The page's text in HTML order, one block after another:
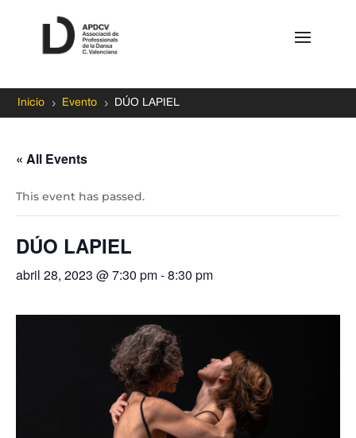
Inicio 5 Evento 5 DÚO LAPIEL
« All Events
This event has passed.
DÚO LAPIEL
abril 28, 2023 @ 7:30 pm-8:30 pm